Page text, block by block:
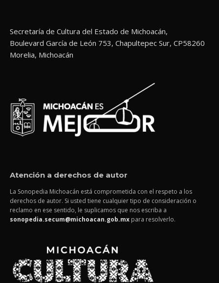
Secretaría de Cultura del Estado de Michoacán,
Boulevard García de León 753, Chapultepec Sur, CP58260
Morelia, Michoacán
Atención a derechos de autor
La Sonopedia Michoacán está comprometida con el respeto a los
derechos de autor. Si usted tiene cualquier tipo de consideración o
reclamo en ese sentido, le suplicamos que nos escriba a
sonopedia.secum@michoacan.gob.mx para resolverlo.